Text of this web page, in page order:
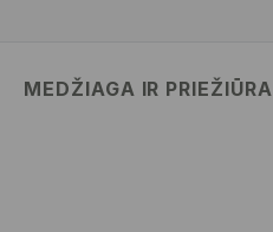
MEDŽIAGA IR PRIEŽIŪRA